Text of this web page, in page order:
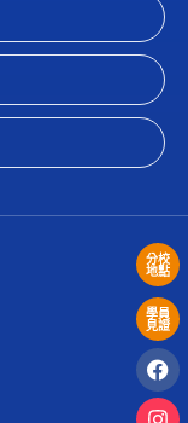
分校
地點
學員
見證